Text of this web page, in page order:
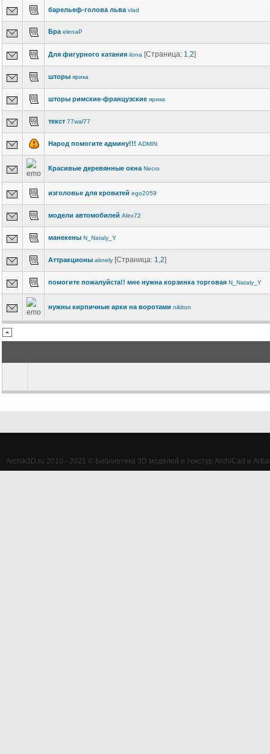
барельеф-голова льва vlad
Бра elenaP
Для фигурного катания ilona [Страница: 1,2]
шторы ярика
шторы римские-французские ярика
текст 77wal77
Народ помогите админу!!! ADMIN
Красивые деревянные окна Necro
изголовье для кроватей ego2059
модели автомобилей Alex72
манекены N_Nataly_Y
Аттракционы aknely [Страница: 1,2]
помогите пожалуйста!! мне нужна корзинка торговая N_Nataly_Y
нужны кирпичные арки на воротами nikiton
Archik3D.ru 2010 - 2021 © Библиотека 3D моделей и текстур ArchiCad и